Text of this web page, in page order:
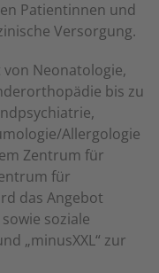
Patientinnen und
Versorgung.
Neonatologie,
bis zu
Allergologie
Zentrum für
für
das Angebot
soziale
„minusXXL“ zur